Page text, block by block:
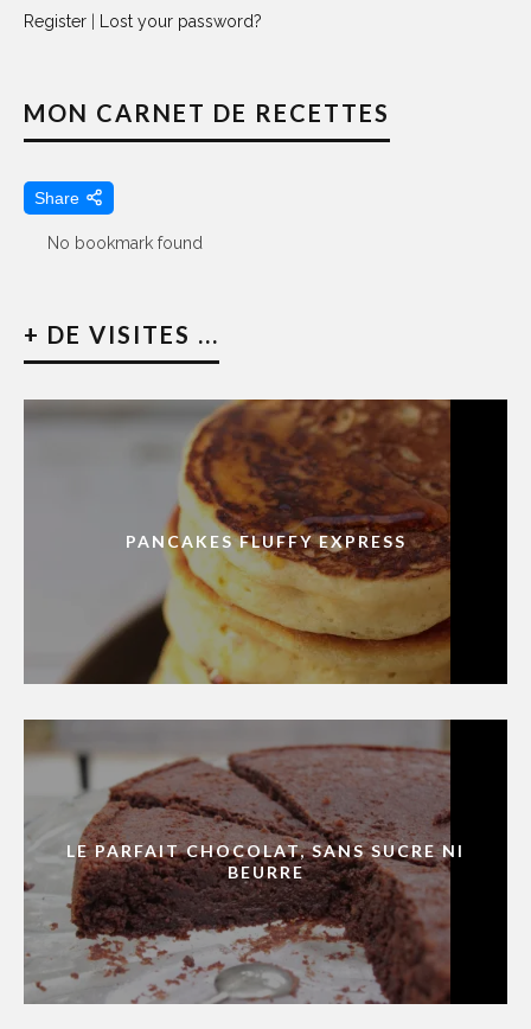
Register Lost your password?
MON CARNET DE RECETTES
Share
No bookmark found
+ DE VISITES ...
PANCAKES FLUFFY EXPRESS
LE PARFAIT CHOCOLAT, SANS SUCRE NI
BEURRE